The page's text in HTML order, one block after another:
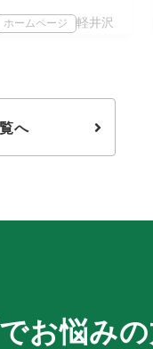
ホームページ 軽井沢
へ
お悩みの